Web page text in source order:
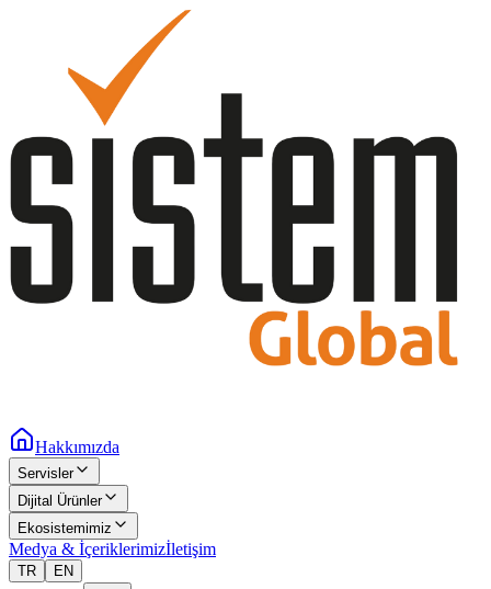
Hakkımızda
Servisler
Dijital Ürünler
Ekosistemimiz
Medya & İçeriklerimizİletişim
TR EN